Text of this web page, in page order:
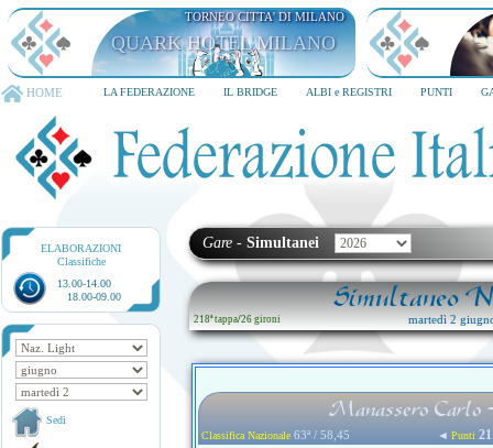
TORNEO CITTA' DI MILANO
QUARK HOTEL MILANO
HOME LA FEDERAZIONE IL BRIDGE ALBI e REGISTRI PUNTI
ELABORAZIONI
Classifiche
13.00-14.00
18.00-09.00
Sedi
Gare - Simultanei
Simultaneo
218ª tappa/26 gironi martedì 2
Manassero
Classifica Nazionale 63ª / 58,45 ◄ Punti 21